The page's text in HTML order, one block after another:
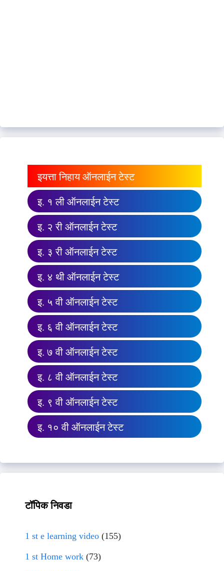
इयत्ता निहाय ऑनलाईन टेस्ट
इ. १ ली ऑनलाईन टेस्ट
इ. २ री ऑनलाईन टेस्ट
इ. ३ री ऑनलाईन टेस्ट
इ. ४ थी ऑनलाईन टेस्ट
इ. ५ वी ऑनलाईन टेस्ट
इ. ६ वी ऑनलाईन टेस्ट
इ. ७ वी ऑनलाईन टेस्ट
इ. ८ वी ऑनलाईन टेस्ट
इ. ९ वी ऑनलाईन टेस्ट
इ. १० वी ऑनलाईन टेस्ट
टॉपिक निवडा
1 st e learning video (155)
1 st Home work (73)